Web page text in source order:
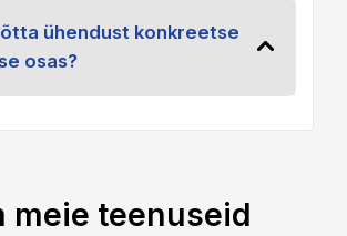
ühendust konkreetse
osas?
meie teenuseid